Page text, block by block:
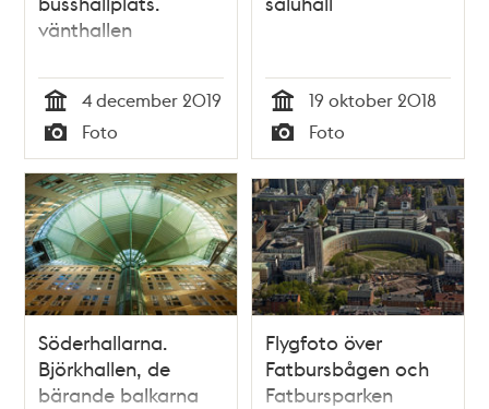
vänthallen
Tid
4 december 2019
Typ
Foto Tid
19 oktober 2018
Typ
Foto
Söderhallarna.
Björkhallen, de
bärande balkarna
Flygfoto över
Fatbursbågen och
Fatbursparken